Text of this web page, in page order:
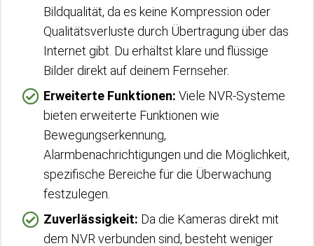
Bildqualität, da es keine Kompression oder
Qualitätsverluste durch Übertragung über das
Internet gibt. Du erhältst klare und flüssige
Bilder direkt auf deinem Fernseher.
Erweiterte Funktionen: Viele NVR-Systeme
bieten erweiterte Funktionen wie
Bewegungserkennung,
Alarmbenachrichtigungen und die Möglichkeit,
spezifische Bereiche für die Überwachung
festzulegen.
Zuverlässigkeit: Da die Kameras direkt mit
dem NVR verbunden sind, besteht weniger